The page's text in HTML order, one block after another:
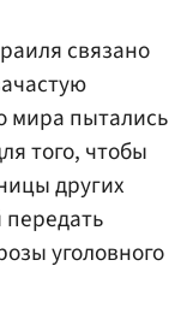
связано
мира пытались
того, чтобы
других
передать
уголовного